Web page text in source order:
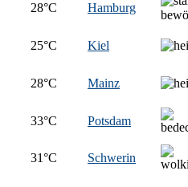
28°C Hamburg
25°C Kiel
28°C Mainz
33°C Potsdam
31°C Schwerin